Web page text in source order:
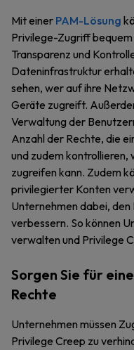
Mit einer PAM-Lösung
Privilege-Zugriff
Transparenz und
Dateninfrastruktur
sehen, wer auf ihre
Geräte zugreift.
Verwaltung der
Anzahl der Rechte, die
und zudem
zugreifen kann. Zudem
privilegierter Konten
Unternehmen dabei,
verbessern. So können
verwalten und Privilege
Sorgen Sie für
Rechte
Unternehmen müssen
Privilege Creep zu